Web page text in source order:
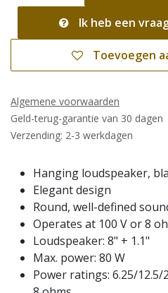
Ik heb een
Toevoegen
Algemene voorwaarden
Geld-terug-garantie van 30 dagen
Verzending: 2-3 werkdagen
Hanging loudspeaker,
Elegant design
Round, well-defined
Operates at 100 V or 8
Loudspeaker: 8" + 1.1"
Max. power: 80 W
Power ratings: 6.25/12.5/